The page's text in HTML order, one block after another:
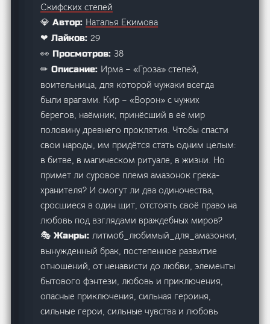
Скифских степей
💎 Автор: Наталья Екимова
❤ Лайков: 29
👀 Просмотров:38
✏ Описание: Ирма – «Гроза» степей,
воительница, для которой чужаки всегда
были врагами. Кир – «Ворон» с чужих
берегов, наёмник, принёсший в её мир
половину древнего проклятия. Чтобы спасти
свои народы, им придётся стать одним целым:
в битве, в магическом ритуале, в жизни. Но
примет ли суровое племя амазонок грека-
хранителя? И смогут ли два одиночества,
сросшиеся в один щит, отстоять своё право на
любовь под взглядами враждебных миров?
🎭 Жанры: литмоб_любимый_для_амазонки,
вынужденный брак, постепенное развитие
отношений, от ненависти до любви, элементы
бытового фэнтези, любовь и приключения,
опасные приключения, сильная героиня,
сильные герои, сильные чувства и любовь